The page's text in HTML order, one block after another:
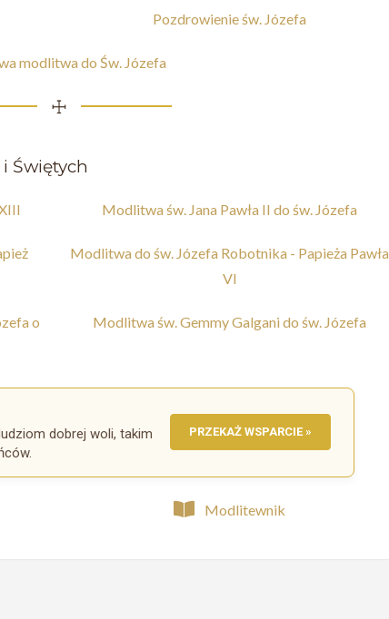
Pozdrowienie św. Józefa
modlitwa do Św. Józefa
☩
Świętych
o
Modlitwa św. Jana Pawła II do św. Józefa
Modlitwa do św. Józefa Robotnika - Papieża Pawła
VI
Modlitwa św. Gemmy Galgani do św. Józefa
dobrej woli, takim
PRZEKAŻ WSPARCIE »
Modlitewnik